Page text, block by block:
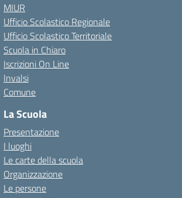
MIUR
Ufficio Scolastico Regionale
Ufficio Scolastico Territoriale
Scuola in Chiaro
Iscrizioni On Line
Invalsi
Comune
La Scuola
Presentazione
I luoghi
Le carte della scuola
Organizzazione
Le persone